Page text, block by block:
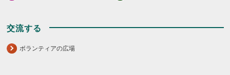
交流する
ボランティアの広場